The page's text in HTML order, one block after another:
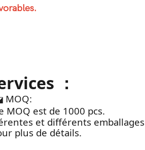
：
MOQ:
MOQ est de 1000 pcs.
et différents
plus de détails.